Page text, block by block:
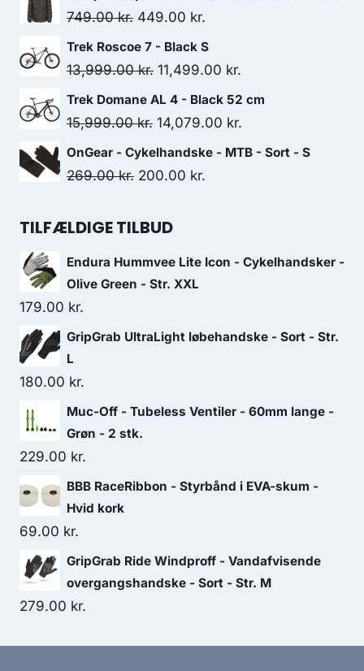
was:
is:
749.00kr. Original
price
was:
449.00 kr.
price
is:
Trek Roscoe 7 - Black S
13,999.00kr. Original
price
was:
11,499.00 kr.
price
Trek Domane AL 4 - Black 52 cm
15,999.00kr. Original
price
was:
14,079.00 kr.
price
OnGear - Cykelhandske - MTB - Sort - S
269.00kr. Original
was:
200.00 kr.
TILFÆLDIGE TILBUD
Endura Hummvee Lite Icon - Cykelhandsker -
Olive Green - Str. XXL
179.00 kr.
GripGrab UltraLight løbehandske - Sort - Str.
L
180.00 kr.
Muc-Off - Tubeless Ventiler - 60mm lange -
Grøn - 2 stk.
229.00 kr.
BBB RaceRibbon - Styrbånd i EVA-skum -
Hvid kork
69.00 kr.
GripGrab Ride Windproff - Vandafvisende
overgangshandske - Sort - Str. M
279.00 kr.